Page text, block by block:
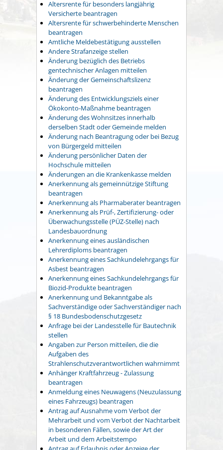
Altersrente für besonders langjährig
Versicherte beantragen
Altersrente für schwerbehinderte Menschen
beantragen
Amtliche Meldebestätigung ausstellen
Andere Strafanzeige stellen
Änderung bezüglich des Betriebs
gentechnischer Anlagen mitteilen
Änderung der Gemeinschaftslizenz
beantragen
Änderung des Entwicklungsziels einer
Ökokonto-Maßnahme beantragen
Änderung des Wohnsitzes innerhalb
derselben Stadt oder Gemeinde melden
Änderung nach Beantragung oder bei Bezug
von Bürgergeld mitteilen
Änderung persönlicher Daten der
Hochschule mitteilen
Änderungen an die Krankenkasse melden
Anerkennung als gemeinnützige Stiftung
beantragen
Anerkennung als Pharmaberater beantragen
Anerkennung als Prüf-, Zertifizierung- oder
Überwachungsstelle (PÜZ-Stelle) nach
Landesbauordnung
Anerkennung eines ausländischen
Lehrerdiploms beantragen
Anerkennung eines Sachkundelehrgangs für
Asbest beantragen
Anerkennung eines Sachkundelehrgangs für
Biozid-Produkte beantragen
Anerkennung und Bekanntgabe als
Sachverständige oder Sachverständiger nach
§ 18 Bundesbodenschutzgesetz
Anfrage bei der Landesstelle für Bautechnik
stellen
Angaben zur Person mitteilen, die die
Aufgaben des
Strahlenschutzverantwortlichen wahrnimmt
Anhänger Kraftfahrzeug - Zulassung
beantragen
Anmeldung eines Neuwagens (Neuzulassung
eines Fahrzeugs) beantragen
Antrag auf Ausnahme vom Verbot der
Mehrarbeit und vom Verbot der Nachtarbeit
in besonderen Fällen, sowie der Art der
Arbeit und dem Arbeitstempo